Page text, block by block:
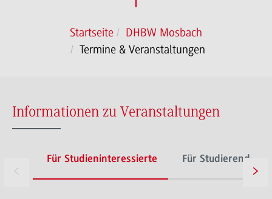
Startseite
DHBW Mosbach
Termine & Veranstaltungen
Informationen zu Veranstaltungen
Für Studieninteressierte Für Studierende